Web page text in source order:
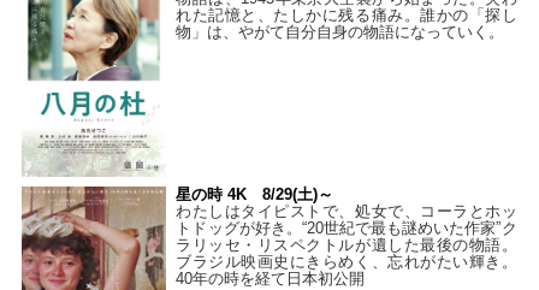
れた記憶と、たしかに残る痛み。誰かの「探し
物」は、やがて自分自身の物語になっていく。
星の時 4K 8/29(土)～
わたしはタイピストで、処⼥で、コーラとホッ
トドッグが好き。“20世紀で最も謎めいた作家”ク
ラリッセ・リスペクトルが遺した最後の物語。
ブラジル映画史にきらめく、忘れがたい輝き。
40年の時を経て⽇本初公開